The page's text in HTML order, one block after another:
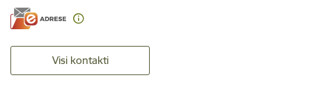
Visi kontakti